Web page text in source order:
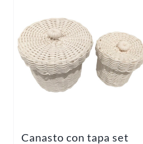
Canasto con tapa set